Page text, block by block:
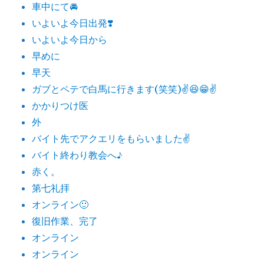
車中にて🚘
いよいよ今日出発❣️
いよいよ今日から
早めに
早天
ガブとペテで白馬に行きます(笑笑)✌️😆😁✌️
かかりつけ医
外
バイト先でアクエリをもらいました✌️
バイト終わり教会へ♪
赤く。
第七礼拝
オンライン🙂
復旧作業、完了
オンライン
オンライン